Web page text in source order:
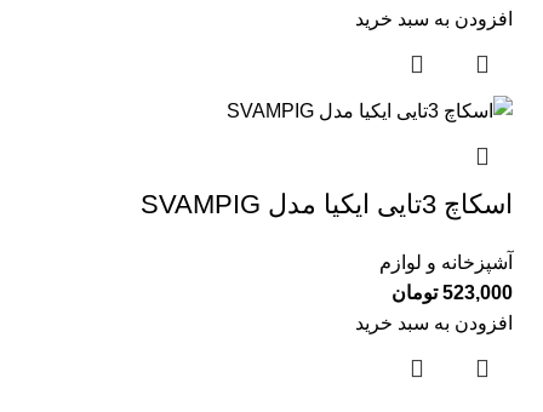
افزودن به سبد خرید
اسكاچ 3تايی ايكيا مدل SVAMPIG
آشپزخانه و لوازم
523,000 تومان
افزودن به سبد خرید